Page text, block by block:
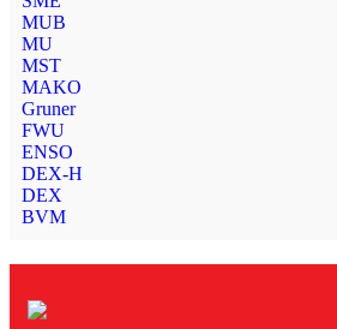
MUB
MU
MST
MAKO
Gruner
FWU
ENSO
DEX-H
DEX
BVM